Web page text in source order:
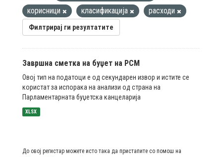
корисници
класификација расходи
Филтрирај ги резултатите
Завршна сметка на буџет на РСМ
Овој тип на податоци е од секундарен извор и истите се
користат за испорака на анализи од страна на
Парламентарната буџетска канцеларија
XLSX
До овој регистар можете исто така да пристапите со помош на